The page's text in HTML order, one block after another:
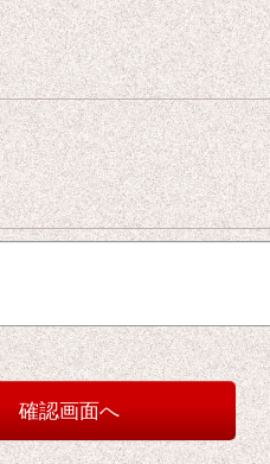
確認画面へ